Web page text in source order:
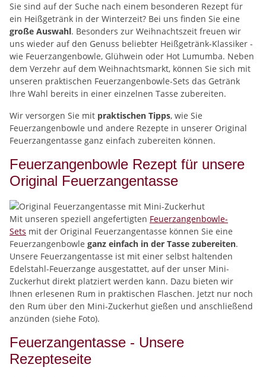
Sie sind auf der Suche nach einem besonderen Rezept für
ein Heißgetränk in der Winterzeit? Bei uns finden Sie eine
große Auswahl. Besonders zur Weihnachtszeit freuen wir
uns wieder auf den Genuss beliebter Heißgetränk-Klassiker -
wie Feuerzangenbowle, Glühwein oder Hot Lumumba. Neben
dem Verzehr auf dem Weihnachtsmarkt, können Sie sich mit
unseren praktischen Feuerzangenbowle-Sets das Getränk
Ihre Wahl bereits in einer einzelnen Tasse zubereiten.
Wir versorgen Sie mit praktischen Tipps, wie Sie
Feuerzangenbowle und andere Rezepte in unserer Original
Feuerzangentasse ganz einfach zubereiten können.
Feuerzangenbowle Rezept für unsere
Original Feuerzangentasse
Mit unseren speziell angefertigten Feuerzangenbowle-
Sets mit der Original Feuerzangentasse können Sie eine
Feuerzangenbowle ganz einfach in der Tasse zubereiten.
Unsere Feuerzangentasse ist mit einer selbst haltenden
Edelstahl-Feuerzange ausgestattet, auf der unser Mini-
Zuckerhut direkt platziert werden kann. Dazu bieten wir
Ihnen erlesenen Rum in praktischen Flaschen. Jetzt nur noch
den Rum über den Mini-Zuckerhut gießen und anschließend
anzünden (siehe Foto).
Feuerzangentasse - Unsere
Rezepteseite